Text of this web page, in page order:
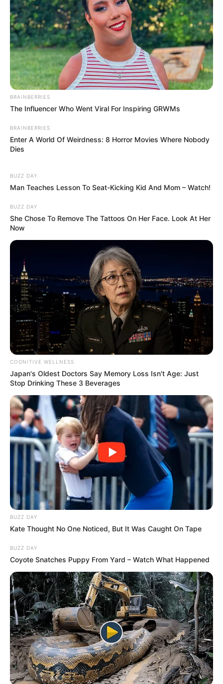
BRAINBERRIES
The Influencer Who Went Viral For Inspiring GRWMs
BRAINBERRIES
Enter A World Of Weirdness: 8 Horror Movies Where Nobody
Dies
BUZZ DAY
Man Teaches Lesson To Seat-Kicking Kid And Mom – Watch!
BUZZ DAY
She Chose To Remove The Tattoos On Her Face. Look At Her
Now
COGNITIVE WELLNESS
Japan's Oldest Doctors Say Memory Loss Isn't Age: Just
Stop Drinking These 3 Beverages
BUZZ DAY
Kate Thought No One Noticed, But It Was Caught On Tape
BUZZ DAY
Coyote Snatches Puppy From Yard – Watch What Happened